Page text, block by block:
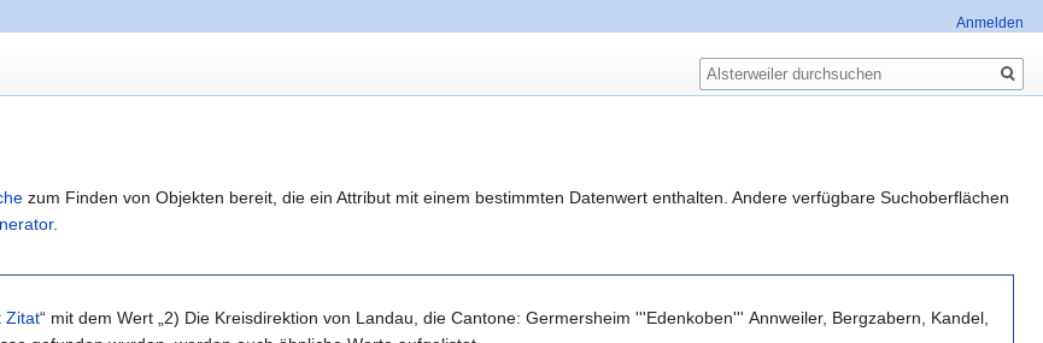
zum Finden von Objekten bereit, die ein Attribut mit einem bestimmten Datenwert enthalten. Andere verfügbare Suchoberflächen
.
Zitat“ mit dem Wert „2) Die Kreisdirektion von Landau, die Cantone: Germersheim '''Edenkoben''' Annweiler, Bergzabern, Kandel,
Anmelden
Suche